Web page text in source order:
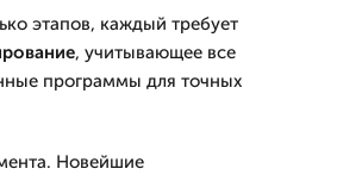
этапов, каждый требует
, учитывающее все
программы для точных
Новейшие